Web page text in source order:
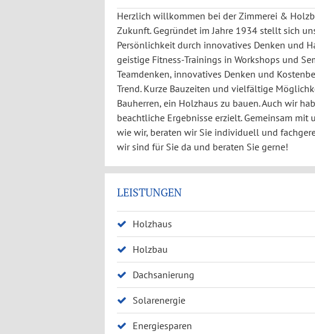
Herzlich willkommen bei der Zimmerei &
Zukunft. Gegründet im Jahre 1934 stellt sich
Persönlichkeit durch innovatives Denken und
geistige Fitness-Trainings in Workshops und
Teamdenken, innovatives Denken und
Trend. Kurze Bauzeiten und vielfältige
Bauherren, ein Holzhaus zu bauen. Auch wir
beachtliche Ergebnisse erzielt. Gemeinsam
wie wir, beraten wir Sie individuell und
wir sind für Sie da und beraten Sie gerne!
LEISTUNGEN
Holzhaus
Holzbau
Dachsanierung
Solarenergie
Energiesparen